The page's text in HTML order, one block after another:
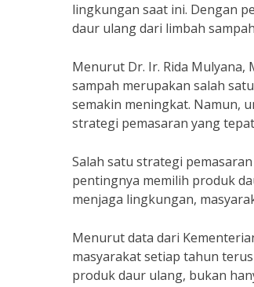
lingkungan saat ini. Dengan
daur ulang dari limbah
Menurut Dr. Ir. Rida Mulyana,
sampah merupakan salah
semakin meningkat. Namun,
strategi pemasaran yang
Salah satu strategi
pentingnya memilih produk
menjaga lingkungan,
Menurut data dari
masyarakat setiap tahun
produk daur ulang, bukan